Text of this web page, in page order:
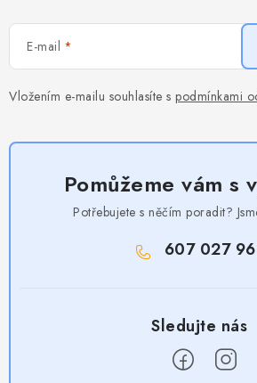
E-mail
Vložením e-mailu souhlasíte s podmínkami
Pomůžeme vám s
Potřebujete s něčím poradit?
607 027